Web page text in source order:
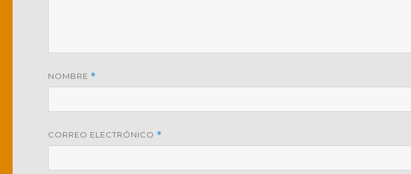
NOMBRE *
CORREO ELECTRÓNICO *